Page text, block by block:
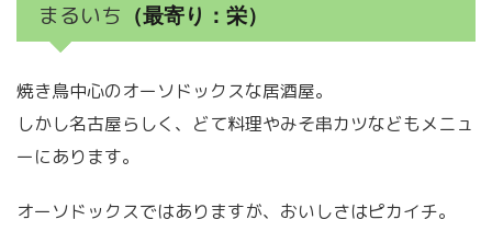
まるいち （最寄り：栄）
焼き鳥中心のオーソドックスな居酒屋。
しかし名古屋らしく、どて料理やみそ串カツなどもメニュ
ーにあります。
オーソドックスではありますが、おいしさはピカイチ。